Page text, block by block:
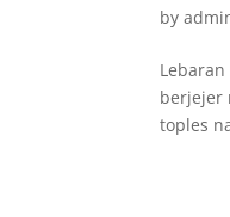
by
berjejer
toples